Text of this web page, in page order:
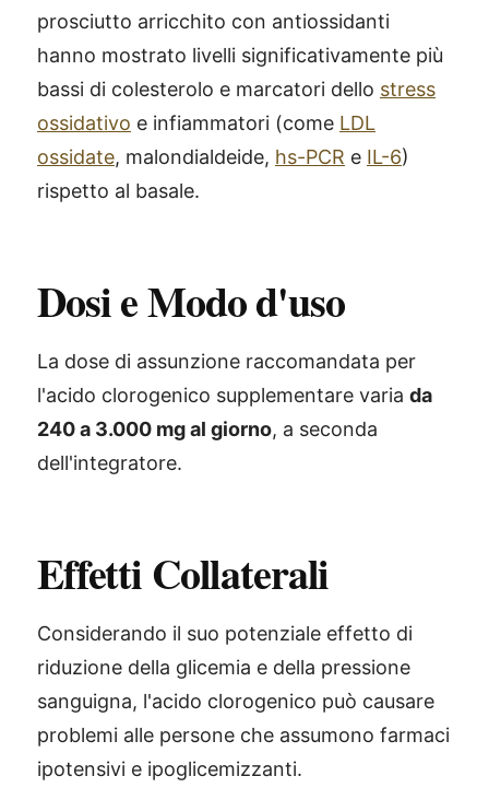
prosciutto arricchito con antiossidanti
hanno mostrato livelli significativamente più
bassi di colesterolo e marcatori dello stress
ossidativo e infiammatori (come LDL
ossidate, malondialdeide, hs-PCR e IL-6)
rispetto al basale.
Dosi e Modo d'uso
La dose di assunzione raccomandata per
l'acido clorogenico supplementare varia da
240 a 3.000 mg al giorno, a seconda
dell'integratore.
Effetti Collaterali
Considerando il suo potenziale effetto di
riduzione della glicemia e della pressione
sanguigna, l'acido clorogenico può causare
problemi alle persone che assumono farmaci
ipotensivi e ipoglicemizzanti.